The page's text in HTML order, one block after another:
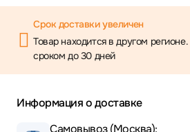
Срок доставки увеличен
Товар находится в другом
сроком до 30 дней
Информация о доставке
Самовывоз (Москва):